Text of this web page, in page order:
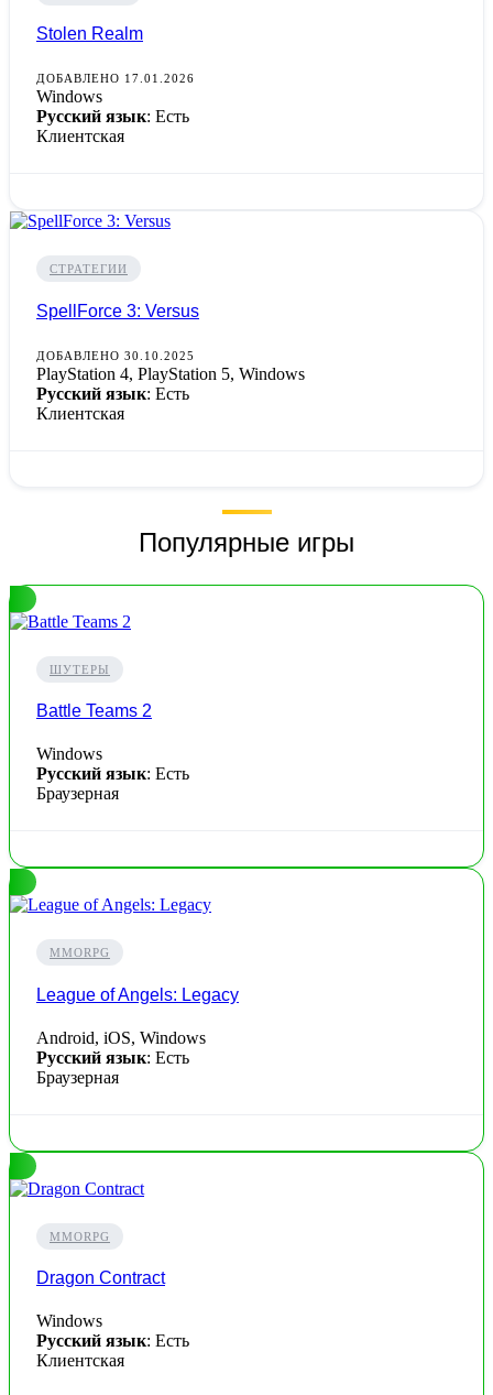
Stolen Realm
ДОБАВЛЕНО 17.01.2026
Windows
Русский язык: Есть
Клиентская
СТРАТЕГИИ
SpellForce 3: Versus
ДОБАВЛЕНО 30.10.2025
PlayStation 4, PlayStation 5, Windows
Русский язык: Есть
Клиентская
Популярные игры
ШУТЕРЫ
Battle Teams 2
Windows
Русский язык: Есть
Браузерная
MMORPG
League of Angels: Legacy
Android, iOS, Windows
Русский язык: Есть
Браузерная
MMORPG
Dragon Contract
Windows
Русский язык: Есть
Клиентская